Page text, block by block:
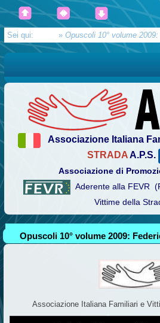
Sei qui: » Opuscoli 10° volume
Associazione Italiana
STRADAA.P.S.
Associazione di
Aderente alla FEVR
Vittime della
Opuscoli 10° volume 2009:
Associazione Italiana Familiari e